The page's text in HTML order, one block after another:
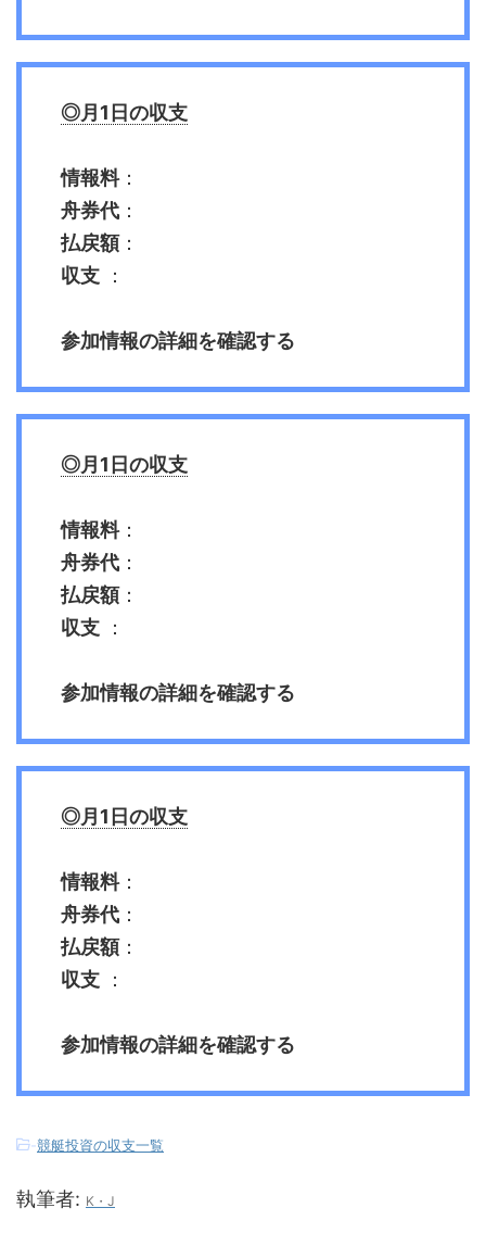
◎月1日の収支
情報料：
舟券代 ：
払戻額：
収支 ：
参加情報の詳細を確認する
◎月1日の収支
情報料：
舟券代 ：
払戻額：
収支 ：
参加情報の詳細を確認する
◎月1日の収支
情報料：
舟券代 ：
払戻額：
収支 ：
参加情報の詳細を確認する
-競艇投資の収支一覧
執筆者: K・J